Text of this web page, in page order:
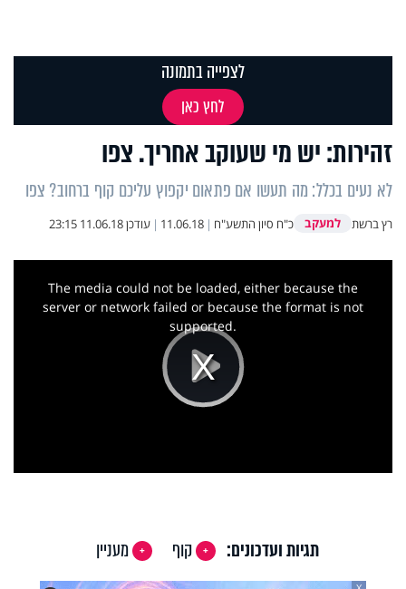
זהירות: יש מי שעוקב אחריך. צפו
לא נעים בכלל: מה תעשו אם פתאום יקפוץ עליכם קוף ברחוב? צפו
רץ ברשת למעקב כ"ח סיון התשע"ח |
11.06.18
| עודכן11.06.18 23:15
לצפייה בתמונה
לחץ כאן
Play
The media could not be loaded, either because the
server or network failed or because the format is not
supported.
תגיות ועדכונים: קוף
מעניין